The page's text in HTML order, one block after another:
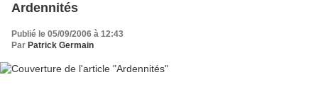
Ardennités
Publié le 05/09/2006 à 12:43
Par Patrick Germain